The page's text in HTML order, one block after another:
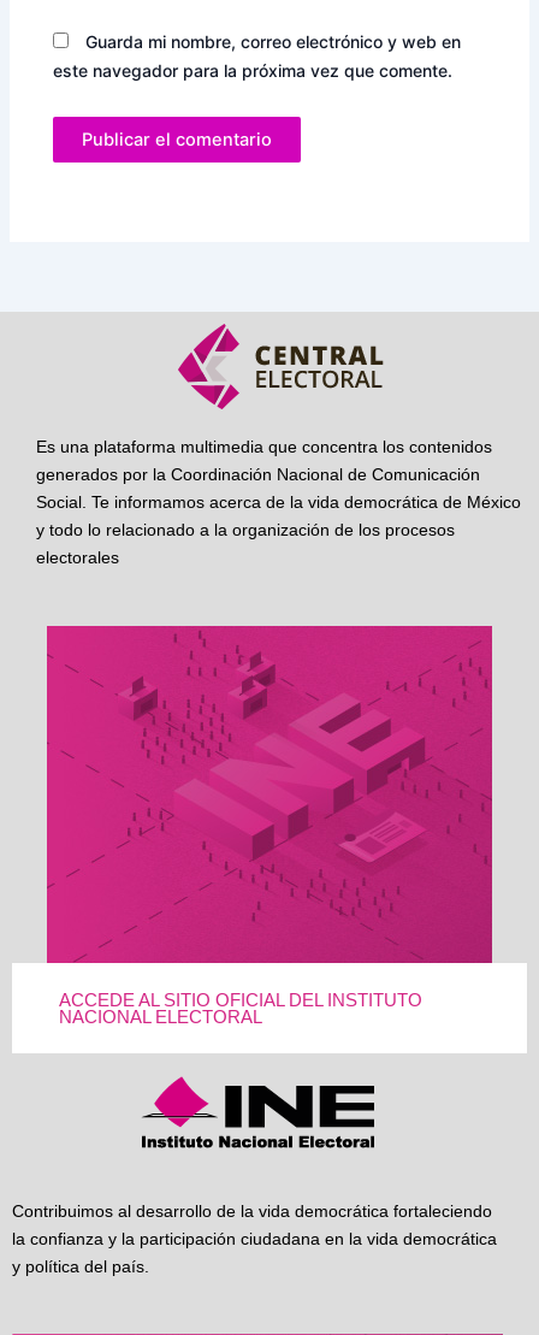
Guarda mi nombre, correo electrónico y web en
este navegador para la próxima vez que comente.
Es una plataforma multimedia que concentra los contenidos
generados por la Coordinación Nacional de Comunicación
Social. Te informamos acerca de la vida democrática de México
y todo lo relacionado a la organización de los procesos
electorales
ACCEDE AL SITIO OFICIAL DEL INSTITUTO
NACIONAL ELECTORAL
Contribuimos al desarrollo de la vida democrática fortaleciendo
la confianza y la participación ciudadana en la vida democrática
y política del país.